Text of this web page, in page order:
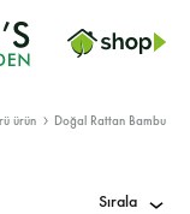
ürün Doğal Rattan Bambu
Sırala